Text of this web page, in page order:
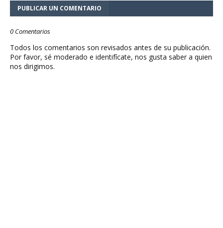
PUBLICAR UN COMENTARIO
0 Comentarios
Todos los comentarios son revisados antes de su publicación.
Por favor, sé moderado e identifícate, nos gusta saber a quien
nos dirigimos.